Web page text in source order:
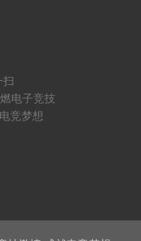
扫
电子竞技
竞梦想